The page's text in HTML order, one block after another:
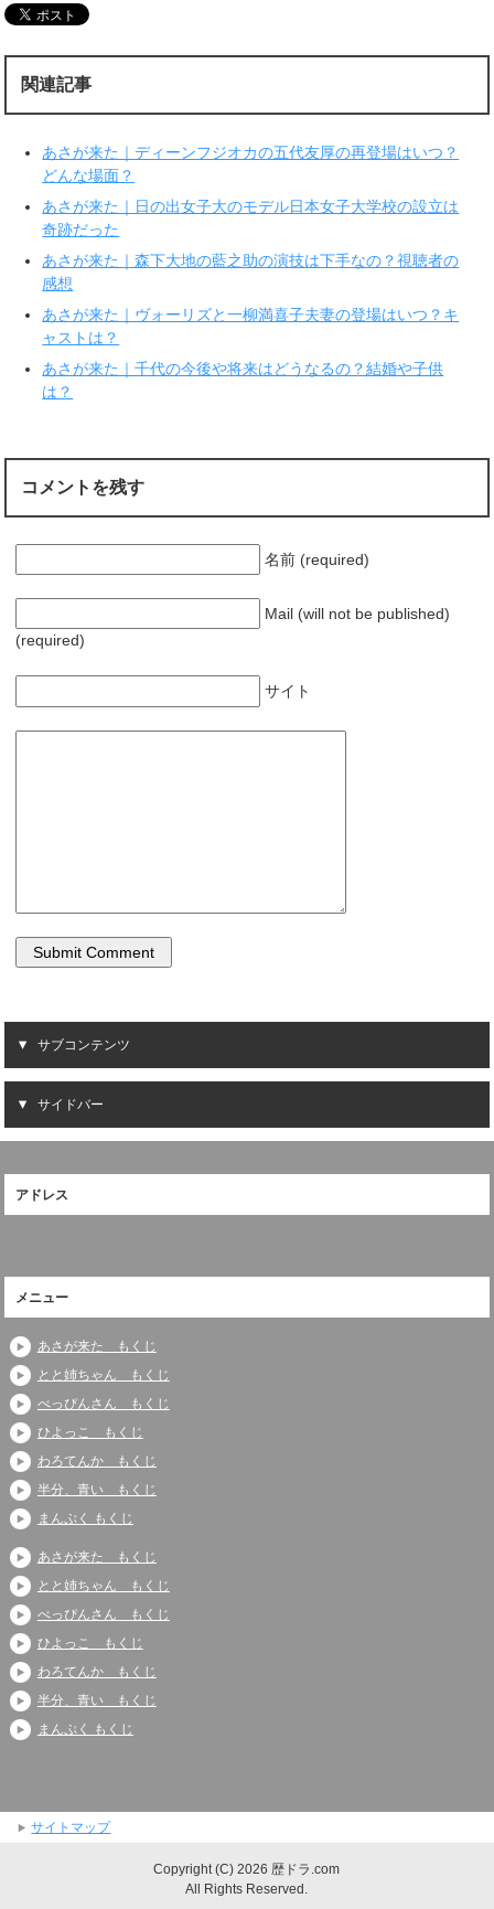
w
i
e
r
で
有
新
し
い
ウ
ン
ド
ウ
開
き
ま
)
す
ク
ッ
ク
し
て
く
だ
さ
い
新
ィ
ン
ド
で
開
関連記事
あさが来た｜ディーンフジオカの五代友厚の再登場はいつ？
どんな場面？
あさが来た｜日の出女子大のモデル日本女子大学校の設立は
奇跡だった
あさが来た｜森下大地の藍之助の演技は下手なの？視聴者の
感想
あさが来た｜ヴォーリズと一柳満喜子夫妻の登場はいつ？キ
ャストは？
あさが来た｜千代の今後や将来はどうなるの？結婚や子供
は？
コメントを残す
名前 (required)
Mail (will not be published)
(required)
サイト
サブコンテンツ
サイドバー
アドレス
メニュー
あさが来た もくじ
とと姉ちゃん もくじ
べっぴんさん もくじ
ひよっこ もくじ
わろてんか もくじ
半分、青い もくじ
まんぷく もくじ
あさが来た もくじ
とと姉ちゃん もくじ
べっぴんさん もくじ
ひよっこ もくじ
わろてんか もくじ
半分、青い もくじ
まんぷく もくじ
サイトマップ
Copyright (C) 2026 歴ドラ.com
All Rights Reserved.